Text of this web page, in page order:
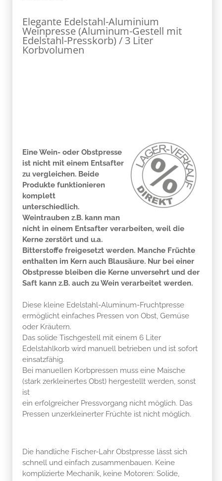
Elegante Edelstahl-Aluminium
Weinpresse (Aluminum-Gestell mit
Edelstahl-Presskorb) / 3 Liter
Korbvolumen
Eine Wein- oder Obstpresse
ist nicht mit einem Entsafter
zu vergleichen. Beide
Produkte funktionieren
komplett
unterschiedlich.
Weintrauben z.B. kann man
nicht in einem Entsafter verarbeiten, weil die
Kerne zerstört und u.a.
Bitterstoffe freigesetzt werden. Manche Früchte
enthalten im Kern auch Blausäure. Nur bei einer
Obstpresse bleiben die Kerne unversehrt und der
Saft kann z.B. auch zu Wein verarbeitet werden.
Diese kleine Edelstahl-Aluminum-Fruchtpresse
ermöglicht einfaches Pressen von Obst, Gemüse
oder Kräutern.
Das solide Tischgestell mit einem 6 Liter
Edelstahlkorb wird manuell betrieben und ist sofort
einsatzfähig.
Bei manuellen Korbpressen muss eine Maische
(stark zerkleinertes Obst) hergestellt werden, sonst
ist
ein erfolgreicher Pressvorgang nicht möglich. Das
Pressen unzerkleinerter Früchte ist nicht möglich.
Die handliche Fischer-Lahr Obstpresse lässt sich
schnell und einfach zusammenbauen. Keine
komplizierte Mechanik, keine Motoren: Solide,